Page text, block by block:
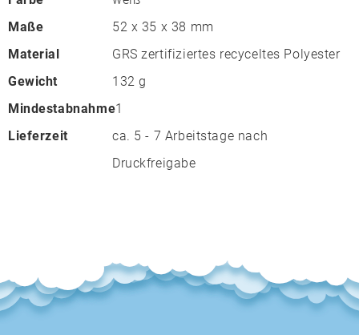
Maße
52 x 35 x 38 mm
Material
GRS zertifiziertes recyceltes Polyester
Gewicht
132 g
Mindestabnahme1
Lieferzeit
ca. 5 - 7 Arbeitstage nach
Druckfreigabe